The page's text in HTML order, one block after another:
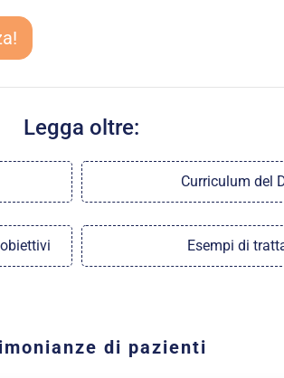
Legga oltre:
Curriculum del
Esempi di
di pazienti